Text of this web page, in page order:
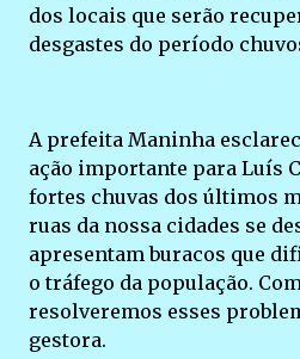
dos locais que serão
desgastes do período
A prefeita Maninha
ação importante para Luís
fortes chuvas dos últimos
ruas da nossa cidades se
apresentam buracos que
o tráfego da população.
resolveremos esses
gestora.